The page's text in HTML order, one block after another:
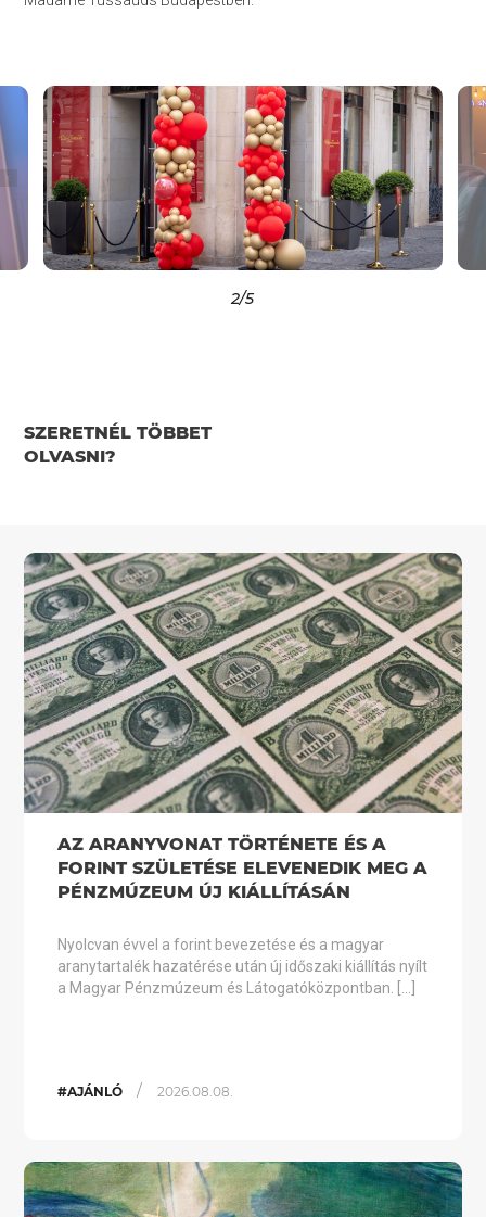
2/5
SZERETNÉL TÖBBET
OLVASNI?
AZ ARANYVONAT TÖRTÉNETE ÉS A
FORINT SZÜLETÉSE ELEVENEDIK MEG A
PÉNZMÚZEUM ÚJ KIÁLLÍTÁSÁN
Nyolcvan évvel a forint bevezetése és a magyar
aranytartalék hazatérése után új időszaki kiállítás nyílt
a Magyar Pénzmúzeum és Látogatóközpontban. […]
#AJÁNLÓ / 2026.08.08.